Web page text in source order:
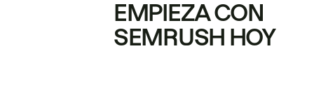
EMPIEZA CON
SEMRUSH HOY